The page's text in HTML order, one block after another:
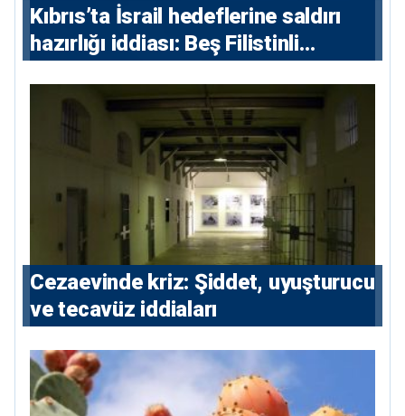
Kıbrıs’ta İsrail hedeflerine saldırı
hazırlığı iddiası: Beş Filistinli
Cezaevinde kriz: Şiddet, uyuşturucu
ve tecavüz iddiaları